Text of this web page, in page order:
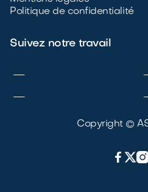
Politique de confidentialité
Suivez notre travail
Copyright ©
 